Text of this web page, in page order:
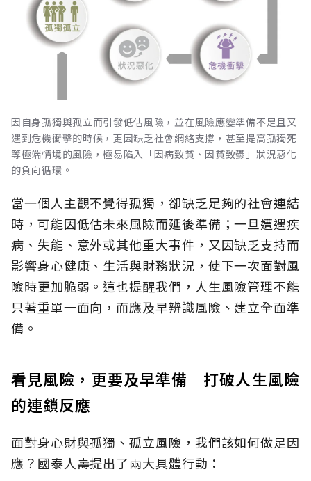
因自身孤獨與孤立而引發低估風險，並在風險應變準備不足且又
遇到危機衝擊的時候，更因缺乏社會網絡支撐，甚至提高孤獨死
等極端情境的風險，極易陷入「因病致貧、因貧致鬱」狀況惡化
的負向循環。
當一個人主觀不覺得孤獨，卻缺乏足夠的社會連結
時，可能因低估未來風險而延後準備；一旦遭遇疾
病、失能、意外或其他重大事件，又因缺乏支持而
影響身心健康、生活與財務狀況，使下一次面對風
險時更加脆弱。這也提醒我們，人生風險管理不能
只著重單一面向，而應及早辨識風險、建立全面準
備。
看見風險，更要及早準備 打破人生風險
的連鎖反應
面對身心財與孤獨、孤立風險，我們該如何做足因
應？國泰人壽提出了兩大具體行動：